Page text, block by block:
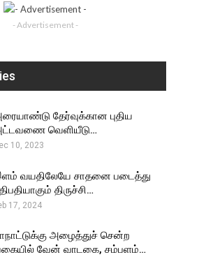
- Advertisement -
தேர்வுக்கான புதிய
வெளியீடு…
10, 2023
வயதிலேயே சாதனை படைத்து
திருச்சி…
17, 2024
அழைத்துச் சென்ற
வேன் வாடகை, சம்பளம்…